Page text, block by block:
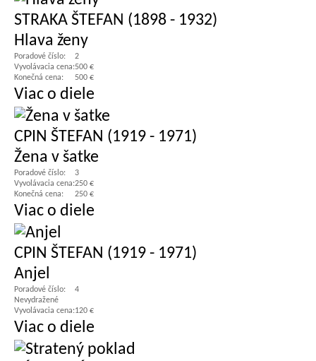
STRAKA ŠTEFAN (1898 - 1932)
Hlava ženy
Poradové číslo:
2
Vyvolávacia cena:500 €
Konečná cena:
500 €
Viac o diele
CPIN ŠTEFAN (1919 - 1971)
Žena v šatke
Poradové číslo:
3
Vyvolávacia cena:250 €
Konečná cena:
250 €
Viac o diele
CPIN ŠTEFAN (1919 - 1971)
Anjel
Poradové číslo:
4
Nevydražené
Vyvolávacia cena:120 €
Viac o diele